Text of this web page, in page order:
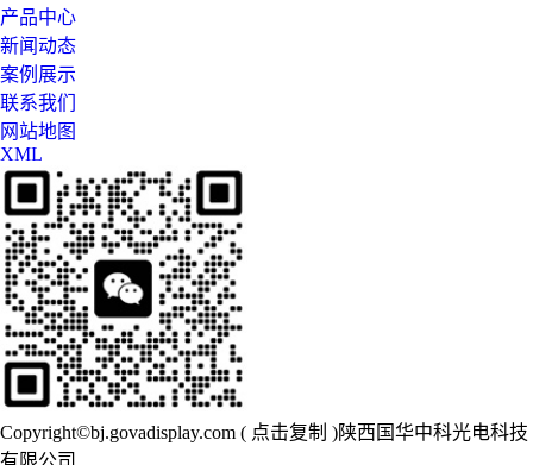
产品中心
新闻动态
案例展示
联系我们
网站地图
XML
Copyright©bj.govadisplay.com ( 点击复制 )陕西国华中科光电科技
有限公司